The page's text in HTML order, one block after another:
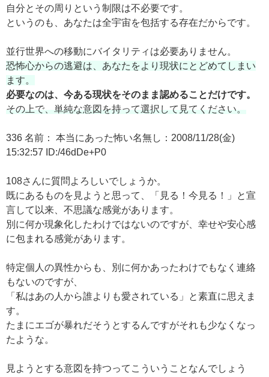
自分とその周りという制限は不必要です。
というのも、あなたは全宇宙を包括する存在だからです。
並行世界への移動にバイタリティは必要ありません。
恐怖心からの逃避は、あなたをより現状にとどめてしまい
ます。
必要なのは、今ある現状をそのまま認めることだけです。
その上で、単純な意図を持って選択して見てください。
336 名前： 本当にあった怖い名無し：2008/11/28(金)
15:32:57 ID:/46dDe+P0
108さんに質問よろしいでしょうか。
既にあるものを見ようと思って、「見る！今見る！」と宣
言して以来、不思議な感覚があります。
別に何か現象化したわけではないのですが、幸せや安心感
に包まれる感覚があります。
特定個人の異性からも、別に何かあったわけでもなく連絡
もないのですが、
「私はあの人から誰よりも愛されている」と素直に思えま
す。
たまにエゴが暴れだそうとするんですがそれも少なくなっ
たような。
見ようとする意図を持つってこういうことなんでしょう